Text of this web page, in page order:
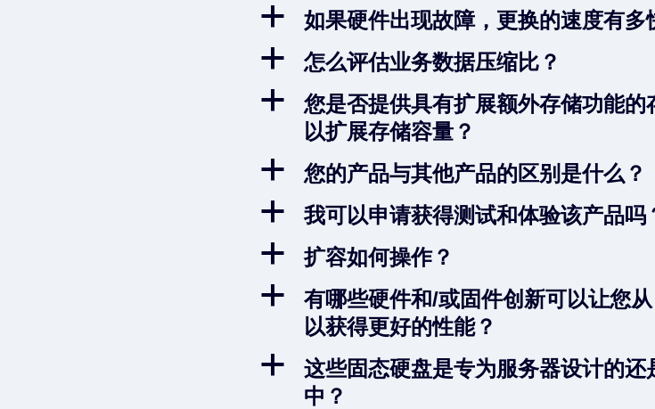
a 如果硬件出现故障，更换的速度有多
a 怎么评估业务数据压缩比？
a
您是否提供具有扩展额外存储功能
以扩展存储容量？
a 您的产品与其他产品的区别是什么？
a 我可以申请获得测试和体验该产品吗
a 扩容如何操作？
a
有哪些硬件和/或固件创新可以让您
以获得更好的性能？
a
这些固态硬盘是专为服务器设计的
中？